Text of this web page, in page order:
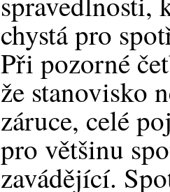
chystá pro
Při pozorné
že stanovisko
záruce, celé
pro většinu
zavádějící.